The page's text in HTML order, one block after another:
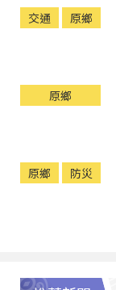
交通 原鄉
原鄉
原鄉 防災